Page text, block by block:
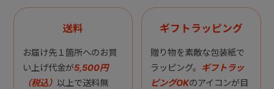
送料
お届け先１箇所へのお買
い上げ代金が5,500円
（税込） 以上で送料無
ギフトラッピング
贈り物を素敵な包装紙で
ラッピング。 ギフトラッ
ピングOKのアイコンが目